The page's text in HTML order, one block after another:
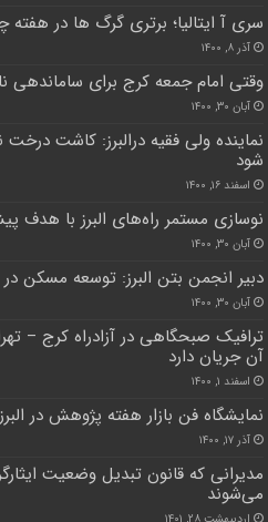
سری آ ایتالیا؛ برتری گرگ ها در هفته
آذر ۸, ۱۴۰۰
وقتی امام جمعه کرج برای ساماندهی
آبان ۳۰, ۱۴۰۰
نماینده ولی فقیه درالبرز: کاشت درخت
شود
اسفند ۱۶, ۱۴۰۰
نوسازی مستمر راه‌های البرز با هدف
آبان ۳۰, ۱۴۰۰
دبیر انجمن بتن البرز: توسعه مسکن
آبان ۳۰, ۱۴۰۰
ترافیک صبحگاهی در آزادراه کرج –
آن جریان دارد
اسفند ۱, ۱۴۰۰
نمایشگاه فن بازار هفته پژوهش در البرز
آذر ۱۷, ۱۴۰۰
مدیرانی که قانون تبدیل وضعیت
می‌شوند